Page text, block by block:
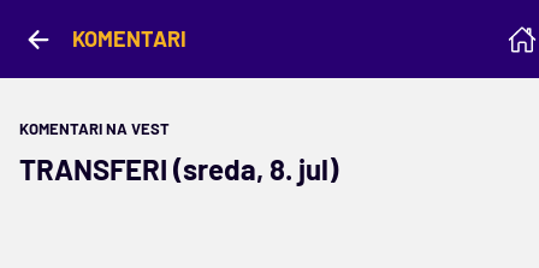
KOMENTARI
KOMENTARI NA VEST
TRANSFERI (sreda, 8. jul)